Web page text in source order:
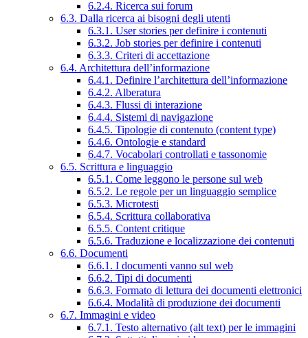
6.2.4. Ricerca sui forum
6.3. Dalla ricerca ai bisogni degli utenti
6.3.1. User stories per definire i contenuti
6.3.2. Job stories per definire i contenuti
6.3.3. Criteri di accettazione
6.4. Architettura dell’informazione
6.4.1. Definire l’architettura dell’informazione
6.4.2. Alberatura
6.4.3. Flussi di interazione
6.4.4. Sistemi di navigazione
6.4.5. Tipologie di contenuto (content type)
6.4.6. Ontologie e standard
6.4.7. Vocabolari controllati e tassonomie
6.5. Scrittura e linguaggio
6.5.1. Come leggono le persone sul web
6.5.2. Le regole per un linguaggio semplice
6.5.3. Microtesti
6.5.4. Scrittura collaborativa
6.5.5. Content critique
6.5.6. Traduzione e localizzazione dei contenuti
6.6. Documenti
6.6.1. I documenti vanno sul web
6.6.2. Tipi di documenti
6.6.3. Formato di lettura dei documenti elettronici
6.6.4. Modalità di produzione dei documenti
6.7. Immagini e video
6.7.1. Testo alternativo (alt text) per le immagini